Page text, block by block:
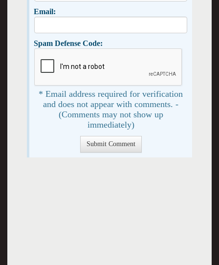
Email:
Spam Defense Code:
* Email address required for verification
and does not appear with comments. -
(Comments may not show up
immediately)